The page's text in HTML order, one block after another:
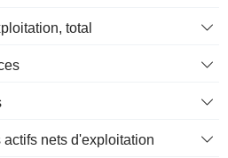
total
nets d'exploitation